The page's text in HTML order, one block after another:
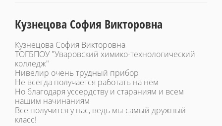
Кузнецова София Викторовна
Кузнецова София Викторовна
ТОГБПОУ "Уваровский химико-технологический
колледж"
Нивелир очень трудный прибор
Не всегда получается работать на нем
Но благодаря уссердству и стараниям и всем
нашим начинаниям
Все получится у нас, ведь мы самый дружный
класс!